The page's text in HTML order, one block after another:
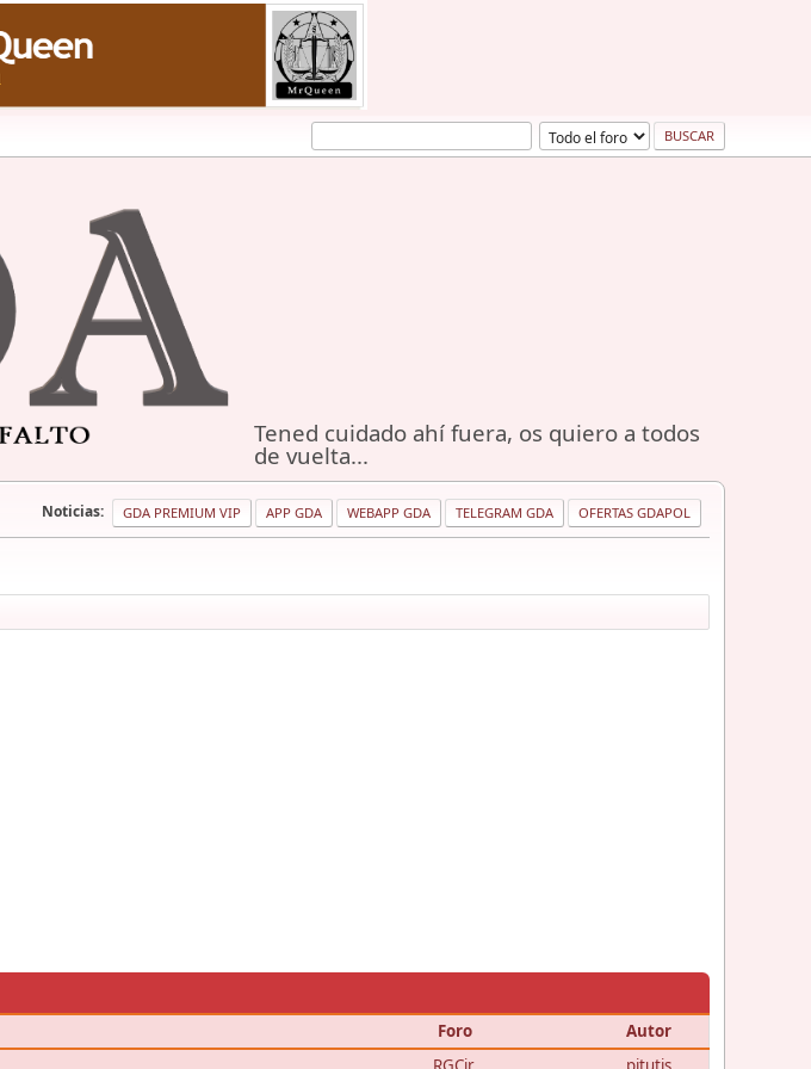
Tened cuidado ahí fuera, os quiero a todos
de vuelta...
Noticias: GDA PREMIUM VIP APP GDA WEBAPP GDA TELEGRAM GDA OFERTAS GDAPOL
Foro
Autor